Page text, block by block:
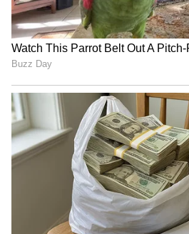
"ರಾಜಕೀಯ ಬೇಡ, ಸಿನಿಮಾನೇ
ಕನಕೋತ್ಸವದಲ್ಲಿ ರಿಷಬ್ ಶೆಟ್ಟಿ |
ಶೇ.50 ರಿಂದ ಶೇ.18 ಕ್ಕೆ TAX
ಟ್ರಂಪ್ ಐತಿಹಾಸಿಕ ಒಪ್ಪಂದ |
Trade Deal | Party Rounds